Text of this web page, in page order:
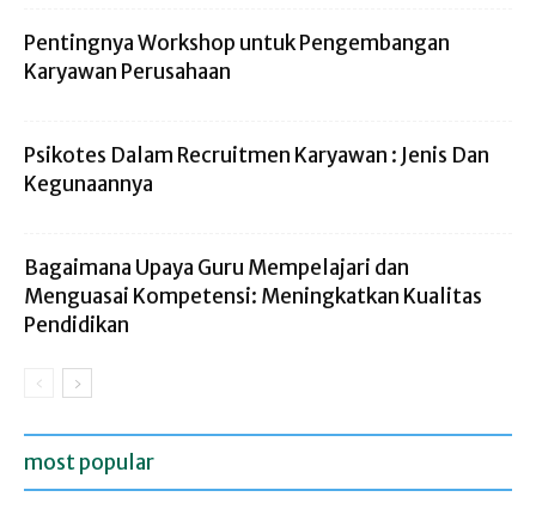
Pentingnya Workshop untuk Pengembangan
Karyawan Perusahaan
Psikotes Dalam Recruitmen Karyawan : Jenis Dan
Kegunaannya
Bagaimana Upaya Guru Mempelajari dan
Menguasai Kompetensi: Meningkatkan Kualitas
Pendidikan
most popular